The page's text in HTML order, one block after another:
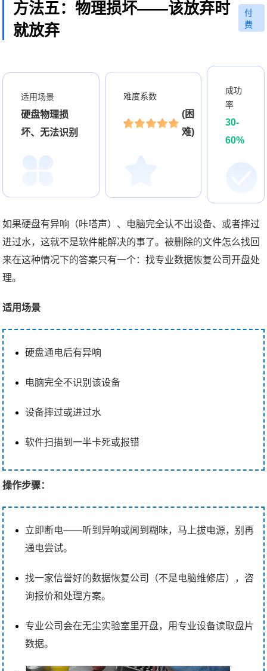
方法五：物理损坏——该放弃时
就放弃
付
费
适用场景
硬盘物理损
坏、无法识别
难度系数
(困
难)
成功
率
30-
60%
如果硬盘有异响（咔嗒声）、电脑完全认不出设备、或者摔过
进过水，这就不是软件能解决的事了。被删除的文件怎么找回
来在这种情况下的答案只有一个：找专业数据恢复公司开盘处
理。
适用场景
硬盘通电后有异响
电脑完全不识别该设备
设备摔过或进过水
软件扫描到一半卡死或报错
操作步骤：
立即断电——听到异响或闻到糊味，马上拔电源，别再
通电尝试。
找一家信誉好的数据恢复公司（不是电脑维修店），咨
询报价和处理方案。
专业公司会在无尘实验室里开盘，用专业设备读取盘片
数据。